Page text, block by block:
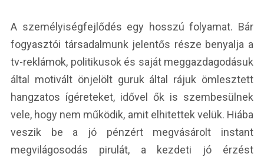
A személyiségfejlődés egy hosszú folyamat. Bár
fogyasztói társadalmunk jelentős része benyalja a
tv-reklámok, politikusok és saját meggazdagodásuk
által motivált önjelölt guruk által rájuk ömlesztett
hangzatos ígéreteket, idővel ők is szembesülnek
vele, hogy nem működik, amit elhitettek velük. Hiába
veszik be a jó pénzért megvásárolt instant
megvilágosodás pirulát, a kezdeti jó érzést